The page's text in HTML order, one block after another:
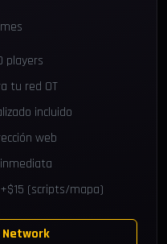
players
tu red OT
incluido
web
(scripts/mapa)